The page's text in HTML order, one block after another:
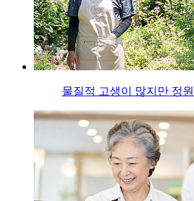
물질적 고생이 많지만 정